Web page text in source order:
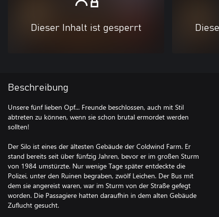
Dieser Inhalt ist gesperrt
Beschreibung
Unsere fünf lieben Opf... Freunde beschlossen, auch mit Stil
abtreten zu können, wenn sie schon brutal ermordet werden
sollten!
Der Silo ist eines der ältesten Gebäude der Coldwind Farm. Er
stand bereits seit über fünfzig Jahren, bevor er im großen Sturm
von 1984 umstürzte. Nur wenige Tage später entdeckte die
Polizei, unter den Ruinen begraben, zwölf Leichen. Der Bus mit
dem sie angereist waren, war im Sturm von der Straße gefegt
worden. Die Passagiere hatten daraufhin in dem alten Gebäude
Zuflucht gesucht.